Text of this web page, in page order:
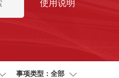
使用说明
事项类型：全部